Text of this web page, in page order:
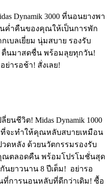
Dynamik 3000 ที่นอนยางพา
นค่ำคืนของคุณให้เป็นการพัก
เบลเยี่ยม นุ่มสบาย รองรับ
ตื่นมาสดชื่น พร้อมลุยทุกวัน!
ย่ารอช้า! สั่งเลย!
นชีวิต! Midas Dynamik 1000
จะทำให้คุณหลับสบายเหมือน
ดหลัง ด้วยนวัตกรรมรองรับ
ณตลอดคืน พร้อมโปรโมชั่นสุด
นยาวนาน 8 ปีเต็ม! ️ อย่ารอ
ที่การนอนหลับที่ดีกว่าเดิม! ซื้อ